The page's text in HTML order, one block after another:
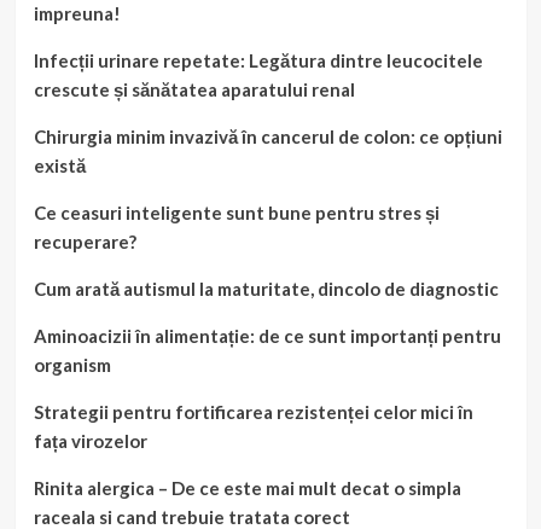
impreuna!
Infecții urinare repetate: Legătura dintre leucocitele
crescute și sănătatea aparatului renal
Chirurgia minim invazivă în cancerul de colon: ce opțiuni
există
Ce ceasuri inteligente sunt bune pentru stres și
recuperare?
Cum arată autismul la maturitate, dincolo de diagnostic
Aminoacizii în alimentație: de ce sunt importanți pentru
organism
Strategii pentru fortificarea rezistenței celor mici în
fața virozelor
Rinita alergica – De ce este mai mult decat o simpla
raceala si cand trebuie tratata corect